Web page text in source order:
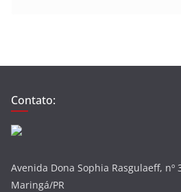
Contato:
Avenida Dona Sophia Rasgulaeff, nº
Maringá/PR